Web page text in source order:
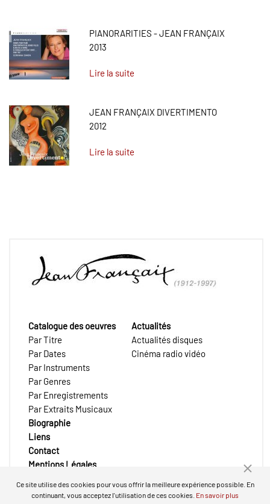
PIANORARITIES - JEAN FRANÇAIX
2013
Lire la suite
JEAN FRANÇAIX DIVERTIMENTO
2012
Lire la suite
Catalogue des oeuvres
Par Titre
Par Dates
Par Instruments
Par Genres
Par Enregistrements
Par Extraits Musicaux
Actualités
Actualités disques
Cinéma radio vidéo
Biographie
Liens
Contact
Mentions Légales
Ce site utilise des cookies pour vous offrir la meilleure expérience possible. En
continuant, vous acceptez l'utilisation de ces cookies. En savoir plus